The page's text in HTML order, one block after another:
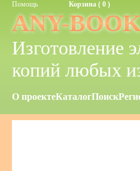
Помощь Корзина ( 0 )
ANY-
Изготовление
копий любых
О проектеКаталогПоиск